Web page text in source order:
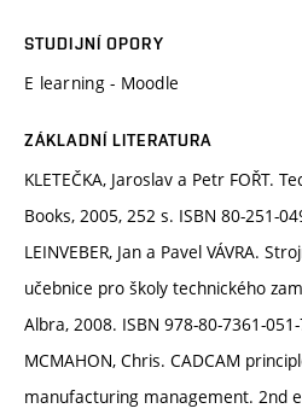
STUDIJNÍ OPORY
E learning - Moodle
ZÁKLADNÍ LITERATURA
KLETEČKA, Jaroslav a Petr FOŘT.
Books, 2005, 252 s. ISBN 80-251-
LEINVEBER, Jan a Pavel VÁVRA.
učebnice pro školy technického
Albra, 2008. ISBN 978-80-7361-051-
MCMAHON, Chris. CADCAM
manufacturing management. 2nd